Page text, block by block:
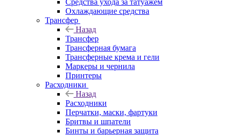
Средства ухода за татуажем
Охлаждающие средства
Трансфер
Назад
Трансфер
Трансферная бумага
Трансферные крема и гели
Маркеры и чернила
Принтеры
Расходники
Назад
Расходники
Перчатки, маски, фартуки
Бритвы и шпатели
Бинты и барьерная защита